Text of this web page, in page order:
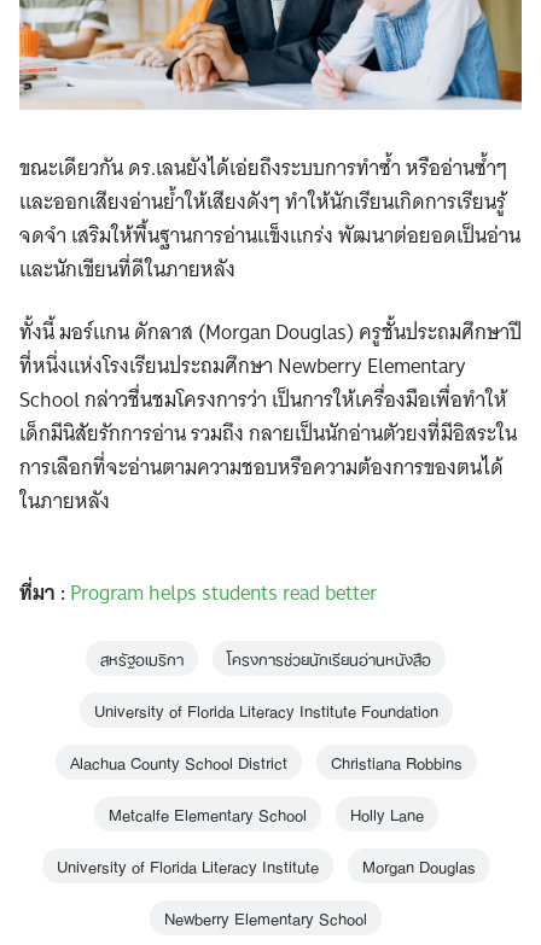
ขณะเดียวกัน ดร.เลนยังได้เอ่ยถึงระบบการทำซ้ำ หรืออ่านซ้ำๆ
และออกเสียงอ่านย้ำให้เสียงดังๆ ทำให้นักเรียนเกิดการเรียนรู้
จดจำ เสริมให้พื้นฐานการอ่านแข็งแกร่ง พัฒนาต่อยอดเป็นอ่าน
และนักเขียนที่ดีในภายหลัง
ทั้งนี้ มอร์แกน ดักลาส (Morgan Douglas) ครูชั้นประถมศึกษาปี
ที่หนึ่งแห่งโรงเรียนประถมศึกษา Newberry Elementary
School กล่าวชื่นชมโครงการว่า เป็นการให้เครื่องมือเพื่อทำให้
เด็กมีนิสัยรักการอ่าน รวมถึง กลายเป็นนักอ่านตัวยงที่มีอิสระใน
การเลือกที่จะอ่านตามความชอบหรือความต้องการของตนได้
ในภายหลัง
ที่มา :Program helps students read better
สหรัฐอเมริกา
โครงการช่วยนักเรียนอ่านหนังสือ
University of Florida Literacy Institute Foundation
Alachua County School District
Christiana Robbins
Metcalfe Elementary School
Holly Lane
University of Florida Literacy Institute
Morgan Douglas
Newberry Elementary School